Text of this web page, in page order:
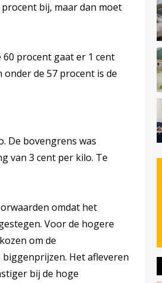
bij, maar dan moet
procent gaat er 1 cent
de 57 procent is de
De bovengrens was
van 3 cent per kilo. Te
omdat het
Voor de hogere
om de
Het afleveren
bij de hoge